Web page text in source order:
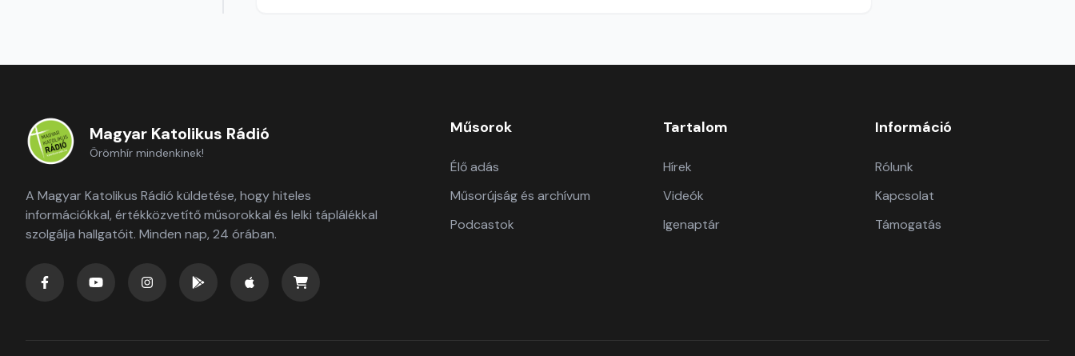
Magyar Katolikus Rádió
Örömhír mindenkinek!
A Magyar Katolikus Rádió küldetése, hogy hiteles
információkkal, értékközvetítő műsorokkal és lelki táplálékkal
szolgálja hallgatóit. Minden nap, 24 órában.
Műsorok
Élő adás
Műsorújság és archívum
Podcastok
Tartalom
Hírek
Videók
Igenaptár
Információ
Rólunk
Kapcsolat
Támogatás